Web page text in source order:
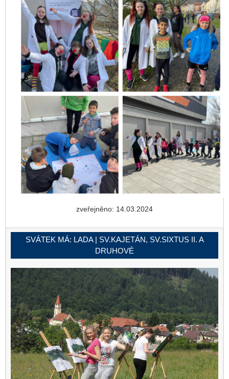
zveřejněno: 14.03.2024
SVÁTEK MÁ: LADA | SV.KAJETÁN, SV.SIXTUS II. A
DRUHOVÉ